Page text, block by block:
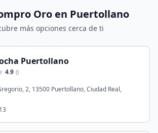
Oro en Puertollano
más opciones cerca de ti
Puertollano
4.9 ()
2, 13500 Puertollano, Ciudad Real,